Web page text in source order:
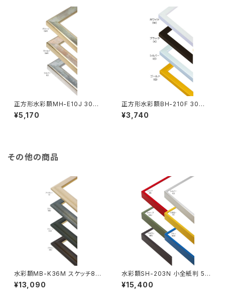
正方形水彩額MH-E10J 30角
300×300ミリ
¥5,170
正方形水彩額BH-210F 30角
300×300ミリ
¥3,740
その他の商品
水彩額MB-K36M スケッチ8F
520×595ミリ
¥13,090
水彩額SH-203N 小全紙判 50
7×659ミリ
¥15,400